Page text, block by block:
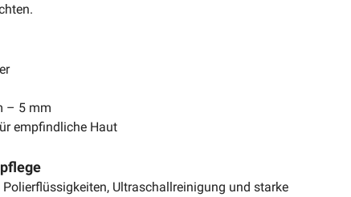
– 5 mm
empfindliche Haut
Polierflüssigkeiten, Ultraschallreinigung und starke